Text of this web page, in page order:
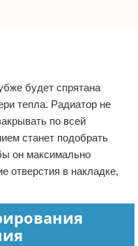
будет спрятана
тепла. Радиатор не
по всей
станет подобрать
он максимально
отверстия в накладке,